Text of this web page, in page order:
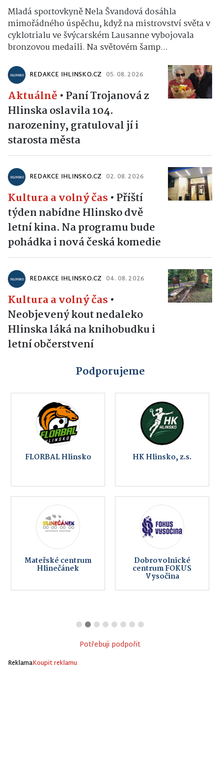
Mladá sportovkyně Nela Švandová dosáhla
mimořádného úspěchu, když na mistrovství světa v
cyklotrialu ve švýcarském Lausanne vybojovala
bronzovou medaili. Na světovém šamp...
REDAKCE IHLINSKO.CZ 05. 08. 2026
Aktuálně • Paní Trojanová z
Hlinska oslavila 104.
narozeniny, gratuloval jí i
starosta města
REDAKCE IHLINSKO.CZ 02. 08. 2026
Kultura a volný čas • Příští
týden nabídne Hlinsko dvě
letní kina. Na programu bude
pohádka i nová česká komedie
REDAKCE IHLINSKO.CZ 04. 08. 2026
Kultura a volný čas •
Neobjevený kout nedaleko
Hlinska láká na knihobudku i
letní občerstvení
Podporujeme
FLORBAL Hlinsko HK Hlinsko, z.s.
Mateřské centrum
Hlinečánek
Dobrovolnické
centrum FOKUS
Vysočina
Potřebuji podpořit
ReklamaKoupit reklamu